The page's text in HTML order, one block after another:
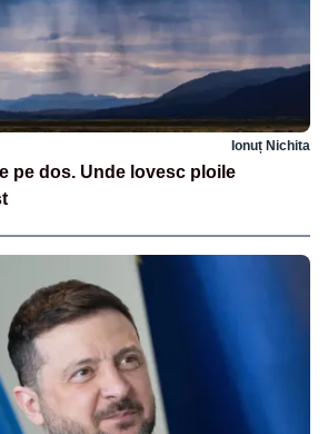
Ionuț Nichita
pe dos. Unde lovesc ploile